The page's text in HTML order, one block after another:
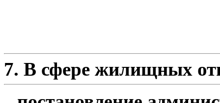
7. В сфере жилищных